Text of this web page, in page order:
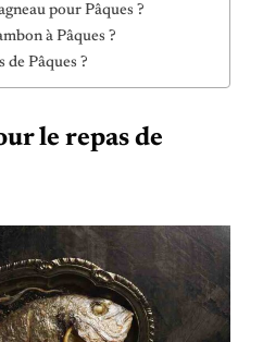
pour Pâques ?
à Pâques ?
de Pâques ?
le repas de